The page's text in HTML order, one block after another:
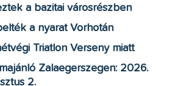
a bazitai városrészben
a nyarat Vorhotán
Triatlon Verseny miatt
Zalaegerszegen: 2026.
2.